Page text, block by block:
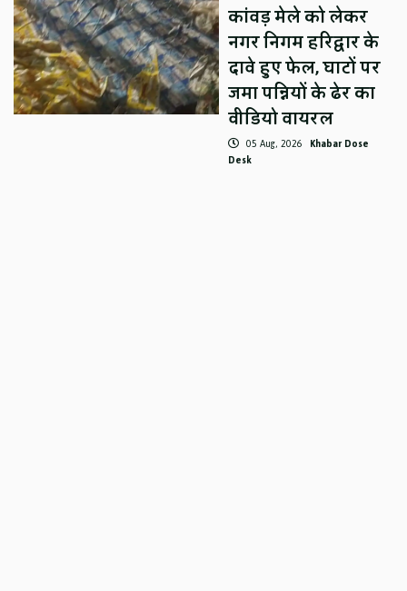
कांवड़ मेले को लेकर
नगर निगम हरिद्वार के
दावे हुए फेल, घाटों पर
जमा पन्नियों के ढेर का
वीडियो वायरल
05 Aug, 2026 Khabar Dose
Desk